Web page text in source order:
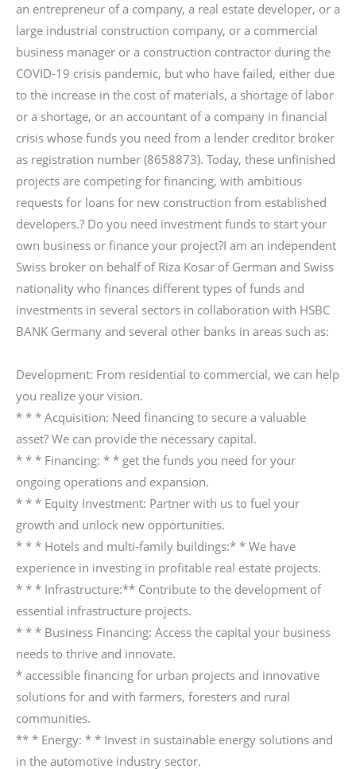
an entrepreneur of a company, a real estate developer, or a
large industrial construction company, or a commercial
business manager or a construction contractor during the
COVID-19 crisis pandemic, but who have failed, either due
to the increase in the cost of materials, a shortage of labor
or a shortage, or an accountant of a company in financial
crisis whose funds you need from a lender creditor broker
as registration number (8658873). Today, these unfinished
projects are competing for financing, with ambitious
requests for loans for new construction from established
developers.? Do you need investment funds to start your
own business or finance your project?I am an independent
Swiss broker on behalf of Riza Kosar of German and Swiss
nationality who finances different types of funds and
investments in several sectors in collaboration with HSBC
BANK Germany and several other banks in areas such as:
Development: From residential to commercial, we can help
you realize your vision.
* * * Acquisition: Need financing to secure a valuable
asset? We can provide the necessary capital.
* * * Financing: * * get the funds you need for your
ongoing operations and expansion.
* * * Equity Investment: Partner with us to fuel your
growth and unlock new opportunities.
* * * Hotels and multi-family buildings:* * We have
experience in investing in profitable real estate projects.
* * * Infrastructure:** Contribute to the development of
essential infrastructure projects.
* * * Business Financing: Access the capital your business
needs to thrive and innovate.
* accessible financing for urban projects and innovative
solutions for and with farmers, foresters and rural
communities.
** * Energy: * * Invest in sustainable energy solutions and
in the automotive industry sector.